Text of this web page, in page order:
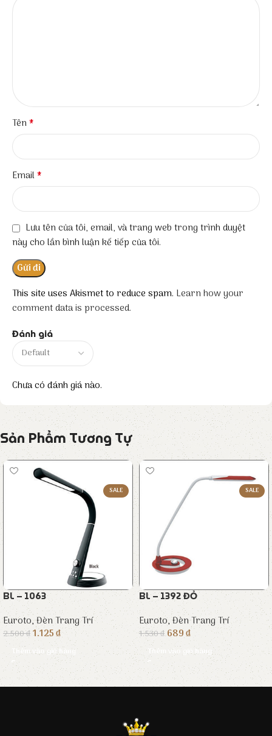
Đánh giá
Chưa có đánh giá nào.
Tên*
Email*
Lưu tên của tôi, email, và trang web trong trình duyệt
này cho lần bình luận kế tiếp của tôi.
This site uses Akismet to reduce spam. Learn how your
comment data is processed.
Sản Phẩm Tương Tự
SALE
BL – 1063
Euroto,Đèn Trang Trí
2.500₫1.125₫
Thêm vào giỏ hàng
SALE
BL – 1392 ĐỎ
Euroto,Đèn Trang Trí
1.530₫ 689₫
Thêm vào giỏ hàng